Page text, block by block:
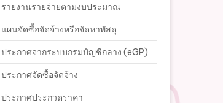
รายงานรายจ่ายตามงบประมาณ
แผนจัดซื้อจัดจ้างหรือจัดหาพัสดุ
ประกาศจากระบบกรมบัญชีกลาง (eGP)
ประกาศจัดซื้อจัดจ้าง
ประกาศประกวดราคา